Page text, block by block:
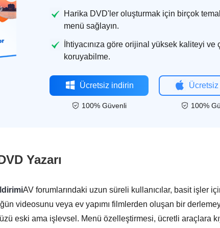
Harika DVD'ler oluşturmak için birçok
menü sağlayın.
İhtiyacınıza göre orijinal yüksek kaliteyi ve
koruyabilme.
Ücretsiz indirin
100% Güvenli 100%
Yazarı
AV forumlarındaki uzun süreli kullanıcılar, basit işler
videosunu veya ev yapımı filmlerden oluşan bir
eski ama işlevsel. Menü özelleştirmesi, ücretli araçlara